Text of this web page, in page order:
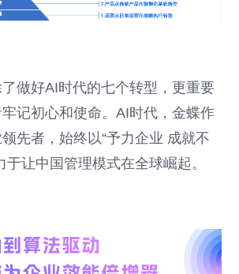
做好AI时代的七个转型，更重要
记初心和使命。AI时代，金蝶作
先者，始终以“予力企业 成就不
于让中国管理模式在全球崛起。